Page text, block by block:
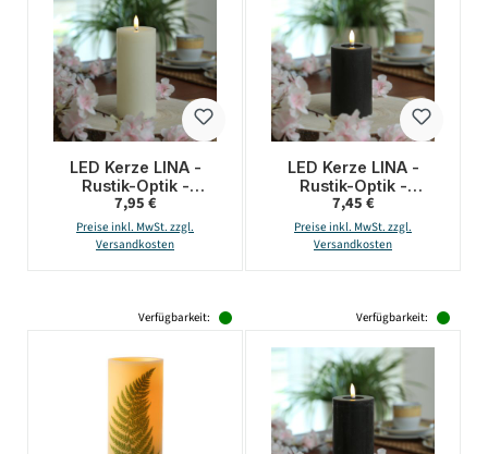
LED Kerze LINA -
Rustik-Optik -
Echtwachs - 3D
Flamme - H: 15cm - D:
7cm - Batterie - Timer
Regulärer Preis:
7,95 €
Preise inkl. MwSt. zzgl.
Versandkosten
LED Kerze LINA -
Rustik-Optik -
Echtwachs - H: 11cm -
D: 7cm - Batterie -
Timer - schwarz
Regulärer Preis:
7,45 €
Preise inkl. MwSt. zzgl.
Versandkosten
Verfügbarkeit: Verfügbarkeit: